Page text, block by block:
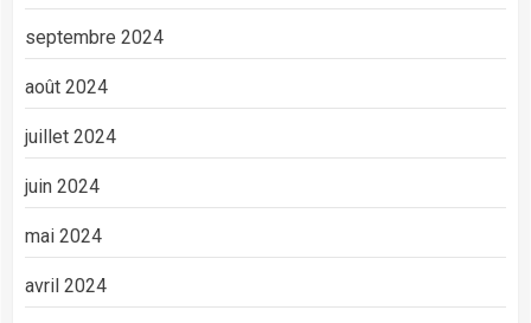
septembre 2024
août 2024
juillet 2024
juin 2024
mai 2024
avril 2024